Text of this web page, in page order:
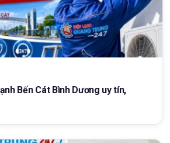
Bến Cát Bình Dương uy tín,